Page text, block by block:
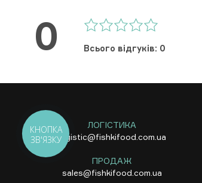
0 Всього відгуків: 0
ЛОГІСТИКА
logistic@fishkifood.com.ua
ПРОДАЖ
sales@fishkifood.com.ua
КНОПКА
ЗВ'ЯЗКУ